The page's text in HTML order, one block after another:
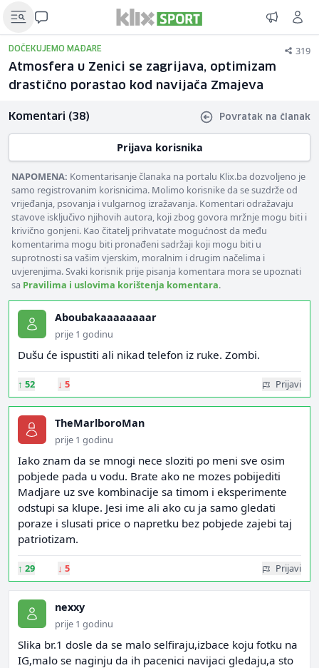
DOČEKUJEMO MAĐARE 319
Atmosfera u Zenici se zagrijava, optimizam
drastično porastao kod navijača Zmajeva
Komentari (38) Povratak na članak
Prijava korisnika
NAPOMENA: Komentarisanje članaka na portalu Klix.ba dozvoljeno je
samo registrovanim korisnicima. Molimo korisnike da se suzdrže od
vrijeđanja, psovanja i vulgarnog izražavanja. Komentari odražavaju
stavove isključivo njihovih autora, koji zbog govora mržnje mogu biti i
krivično gonjeni. Kao čitatelj prihvatate mogućnost da među
komentarima mogu biti pronađeni sadržaji koji mogu biti u
suprotnosti sa vašim vjerskim, moralnim i drugim načelima i
uvjerenjima. Svaki korisnik prije pisanja komentara mora se upoznati
sa Pravilima i uslovima korištenja komentara.
Aboubakaaaaaaaar
prije 1 godinu
Dušu će ispustiti ali nikad telefon iz ruke. Zombi.
↑ 52 ↓ 5 Prijavi
TheMarlboroMan
prije 1 godinu
Iako znam da se mnogi nece sloziti po meni sve osim
pobjede pada u vodu. Brate ako ne mozes pobijediti
Madjare uz sve kombinacije sa timom i eksperimente
odstupi sa klupe. Jesi ime ali ako cu ja samo gledati
poraze i slusati price o napretku bez pobjede zajebi taj
patriotizam.
↑ 29 ↓ 5 Prijavi
nexxy
prije 1 godinu
Slika br.1 dosle da se malo selfiraju,izbace koju fotku na
IG,malo se naginju da ih pacenici navijaci gledaju,a sto